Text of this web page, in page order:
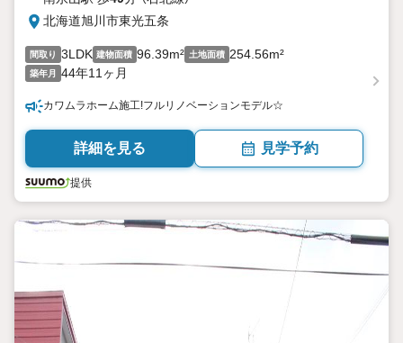
北海道旭川市東光五条
間取り 3LDK 建物面積 96.39m² 土地面積 254.56m²
築年月 44年11ヶ月
カワムラホーム施工!フルリノベーションモデル☆
詳細を見る 見学予約
提供